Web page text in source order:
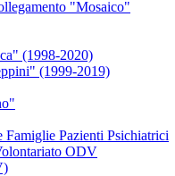
"Mosaico"
(1998-2020)
(1999-2019)
Pazienti Psichiatrici
ODV